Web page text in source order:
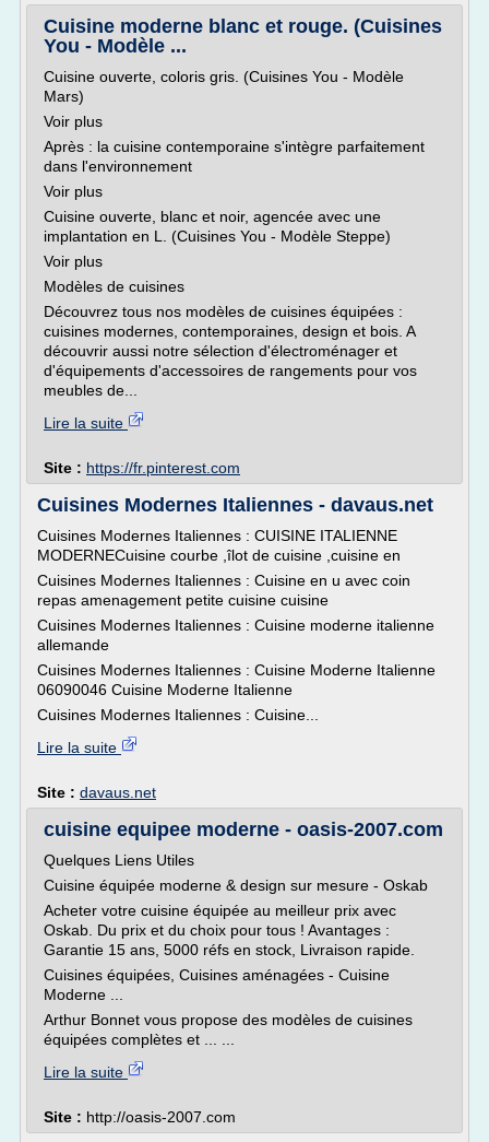
Cuisine moderne blanc et rouge. (Cuisines
You - Modèle ...
Cuisine ouverte, coloris gris. (Cuisines You - Modèle
Mars)
Voir plus
Après : la cuisine contemporaine s'intègre parfaitement
dans l'environnement
Voir plus
Cuisine ouverte, blanc et noir, agencée avec une
implantation en L. (Cuisines You - Modèle Steppe)
Voir plus
Modèles de cuisines
Découvrez tous nos modèles de cuisines équipées :
cuisines modernes, contemporaines, design et bois. A
découvrir aussi notre sélection d'électroménager et
d'équipements d'accessoires de rangements pour vos
meubles de...
Lire la suite
Site : https://fr.pinterest.com
Cuisines Modernes Italiennes - davaus.net
Cuisines Modernes Italiennes : CUISINE ITALIENNE
MODERNECuisine courbe ,îlot de cuisine ,cuisine en
Cuisines Modernes Italiennes : Cuisine en u avec coin
repas amenagement petite cuisine cuisine
Cuisines Modernes Italiennes : Cuisine moderne italienne
allemande
Cuisines Modernes Italiennes : Cuisine Moderne Italienne
06090046 Cuisine Moderne Italienne
Cuisines Modernes Italiennes : Cuisine...
Lire la suite
Site : davaus.net
cuisine equipee moderne - oasis-2007.com
Quelques Liens Utiles
Cuisine équipée moderne & design sur mesure - Oskab
Acheter votre cuisine équipée au meilleur prix avec
Oskab. Du prix et du choix pour tous ! Avantages :
Garantie 15 ans, 5000 réfs en stock, Livraison rapide.
Cuisines équipées, Cuisines aménagées - Cuisine
Moderne ...
Arthur Bonnet vous propose des modèles de cuisines
équipées complètes et ... ...
Lire la suite
Site : http://oasis-2007.com